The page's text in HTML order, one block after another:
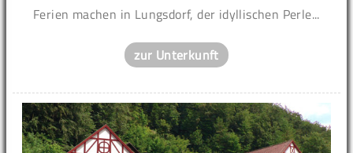
Ferien machen in Lungsdorf, der idyllischen Perle...
zur Unterkunft